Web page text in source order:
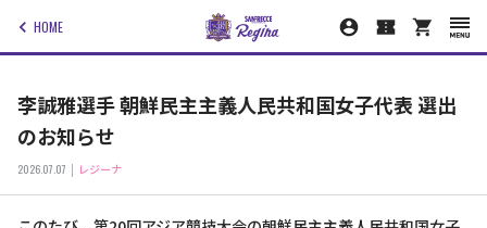
HOME
李誠雅選手 朝鮮民主主義人民共和国女子代表 選出
のお知らせ
2026.07.07 レジーナ